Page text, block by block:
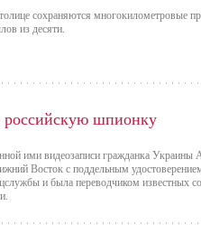
сохраняются многокилометровые
из десяти.
российскую шпионку
ими видеозаписи гражданка Украины
Восток с поддельным
и была переводчиком известных